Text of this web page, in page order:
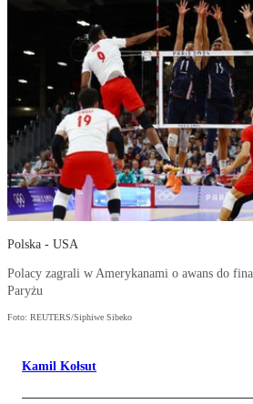
Polska - USA
Polacy zagrali w Amerykanami o awans do
Paryżu
Foto: REUTERS/Siphiwe Sibeko
Kamil Kołsut